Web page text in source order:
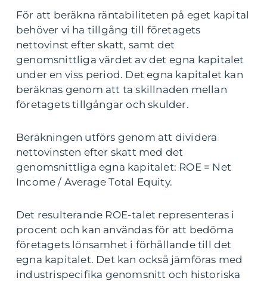
För att beräkna räntabiliteten på eget kapital
behöver vi ha tillgång till företagets
nettovinst efter skatt, samt det
genomsnittliga värdet av det egna kapitalet
under en viss period. Det egna kapitalet kan
beräknas genom att ta skillnaden mellan
företagets tillgångar och skulder.
Beräkningen utförs genom att dividera
nettovinsten efter skatt med det
genomsnittliga egna kapitalet: ROE = Net
Income / Average Total Equity.
Det resulterande ROE-talet representeras i
procent och kan användas för att bedöma
företagets lönsamhet i förhållande till det
egna kapitalet. Det kan också jämföras med
industrispecifika genomsnitt och historiska